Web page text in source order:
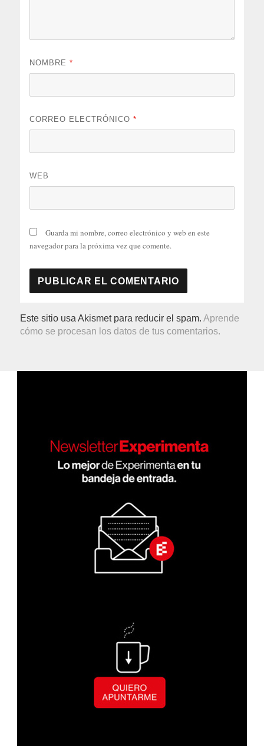
NOMBRE*
CORREO ELECTRÓNICO*
WEB
Guarda mi nombre, correo electrónico y web en este
navegador para la próxima vez que comente.
Este sitio usa Akismet para reducir el spam.Aprende
cómo se procesan los datos de tus comentarios.